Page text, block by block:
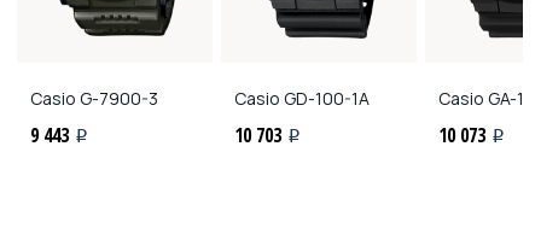
Casio G-7900-3
9 443 i
Casio GD-100-1A
10 703 i
Casio GA-
10 073 i